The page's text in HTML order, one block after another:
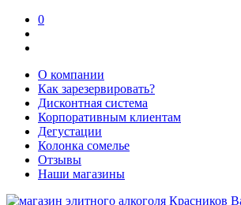
0
О компании
Как зарезервировать?
Дисконтная система
Корпоративным клиентам
Дегустации
Колонка сомелье
Отзывы
Наши магазины